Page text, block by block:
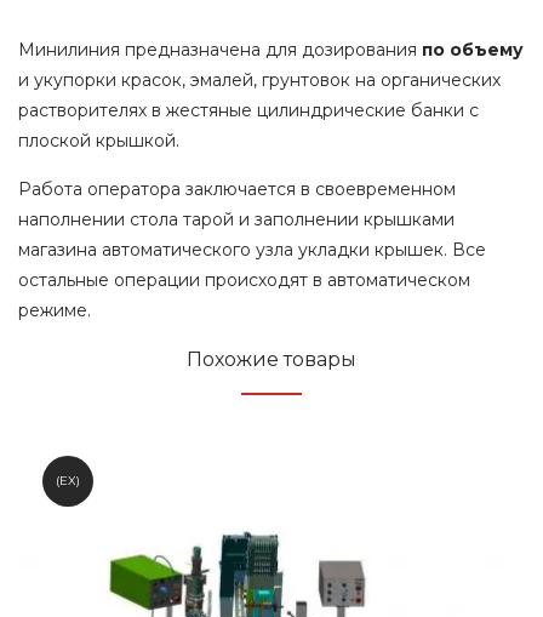
Минилиния предназначена для дозирования по объему
и укупорки красок, эмалей, грунтовок на органических
растворителях в жестяные цилиндрические банки с
плоской крышкой.
Работа оператора заключается в своевременном
наполнении стола тарой и заполнении крышками
магазина автоматического узла укладки крышек. Все
остальные операции происходят в автоматическом
режиме.
Похожие товары
(EX)